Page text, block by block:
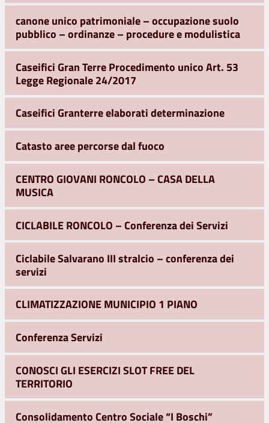
canone unico patrimoniale – occupazione suolo
pubblico – ordinanze – procedure e modulistica
Caseifici Gran Terre Procedimento unico Art. 53
Legge Regionale 24/2017
Caseifici Granterre elaborati determinazione
Catasto aree percorse dal fuoco
CENTRO GIOVANI RONCOLO – CASA DELLA
MUSICA
CICLABILE RONCOLO – Conferenza dei Servizi
Ciclabile Salvarano III stralcio – conferenza dei
servizi
CLIMATIZZAZIONE MUNICIPIO 1 PIANO
Conferenza Servizi
CONOSCI GLI ESERCIZI SLOT FREE DEL
TERRITORIO
Consolidamento Centro Sociale “I Boschi”